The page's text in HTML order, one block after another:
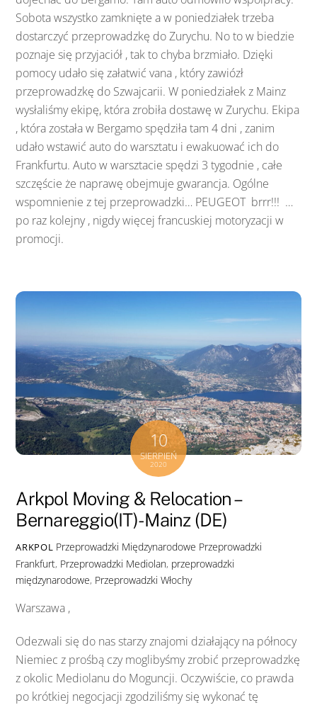
Sobota wszystko zamknięte a w poniedziałek trzeba
dostarczyć przeprowadzkę do Zurychu. No to w biedzie
poznaje się przyjaciół , tak to chyba brzmiało. Dzięki
pomocy udało się załatwić vana , który zawiózł
przeprowadzkę do Szwajcarii. W poniedziałek z Mainz
wysłaliśmy ekipę, która zrobiła dostawę w Zurychu. Ekipa
, która została w Bergamo spędziła tam 4 dni , zanim
udało wstawić auto do warsztatu i ewakuować ich do
Frankfurtu. Auto w warsztacie spędzi 3 tygodnie , całe
szczęście że naprawę obejmuje gwarancja. Ogólne
wspomnienie z tej przeprowadzki… PEUGEOT brrr!!! …
po raz kolejny , nigdy więcej francuskiej motoryzacji w
promocji.
10
SIERPIEŃ
2020
Arkpol Moving & Relocation –
Bernareggio(IT)- Mainz (DE)
ARKPOL Przeprowadzki Międzynarodowe Przeprowadzki
Frankfurt, Przeprowadzki Mediolan, przeprowadzki
międzynarodowe, Przeprowadzki Włochy
Warszawa ,
Odezwali się do nas starzy znajomi działający na północy
Niemiec z prośbą czy moglibyśmy zrobić przeprowadzkę
z okolic Mediolanu do Moguncji. Oczywiście, co prawda
po krótkiej negocjacji zgodziliśmy się wykonać tę